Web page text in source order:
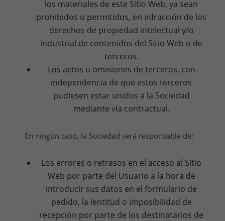
los materiales de este Sitio Web, ya sean
prohibidos o permitidos, en infracción de los
derechos de propiedad intelectual y/o
industrial de contenidos del Sitio Web o de
terceros.
Los actos u omisiones de terceros, con
independencia de que estos terceros
pudiesen estar unidos a la Sociedad
mediante vía contractual.
En ningún caso, la Sociedad será responsable de:
Los errores o retrasos en el acceso al Sitio
Web por parte del Usuario a la hora de
introducir sus datos en el formulario de
pedido, la lentitud o imposibilidad de
recepción por parte de los destinatarios de